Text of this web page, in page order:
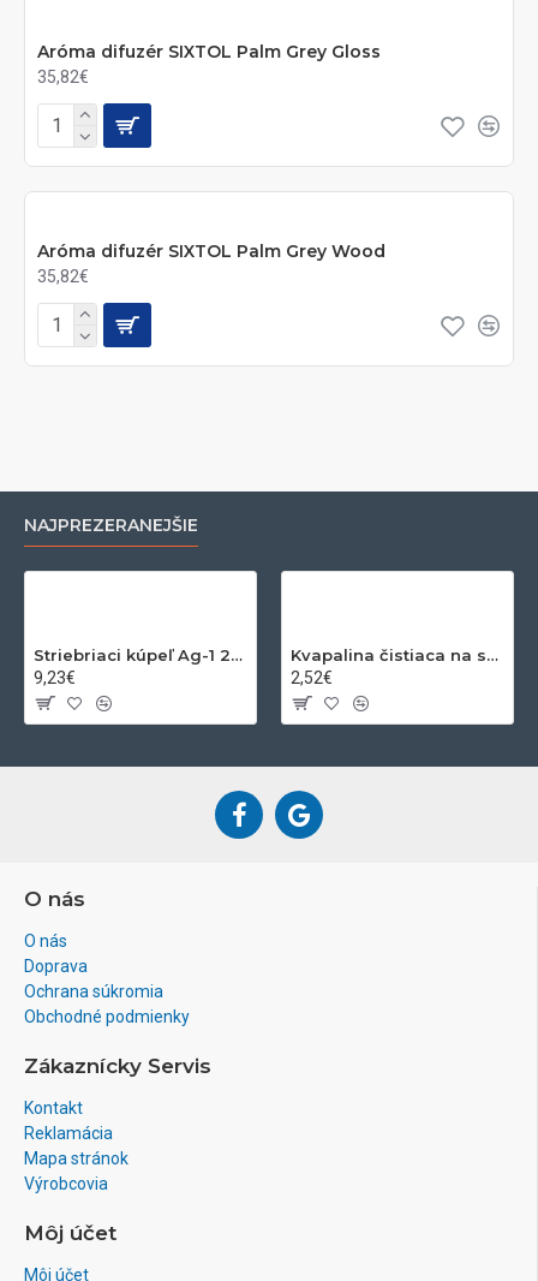
Aróma difuzér SIXTOL Palm Grey Gloss
35,82€
Aróma difuzér SIXTOL Palm Grey Wood
35,82€
NAJPREZERANEJŠIE
Striebriaci kúpeľ Ag-1 200ml
9,23€
Kvapalina čistiaca na striebro a zlato 200ml
2,52€
O nás
O nás
Doprava
Ochrana súkromia
Obchodné podmienky
Zákaznícky Servis
Kontakt
Reklamácia
Mapa stránok
Výrobcovia
Môj účet
Môj účet